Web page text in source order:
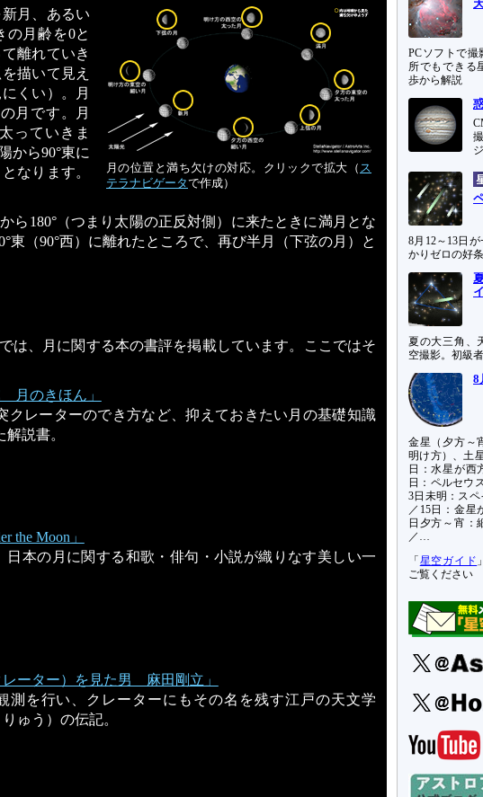
月の位置と満ち欠けの対応。クリックで拡大（ ス
テラナビゲータで作成）
月、あるい
の月齢を0と
離れていき
描いて見え
くい）。月
月です。月
っていきま
から90°東に
なります。
ら180°（つまり太陽の正反対側）に来たときに満月とな
東（90°西）に離れたところで、再び半月（下弦の月）と
では、月に関する本の書評を掲載しています。ここではそ
月のきほん」
クレーターのでき方など、抑えておきたい月の基礎知識
説書。
the Moon」
日本の月に関する和歌・俳句・小説が織りなす美しい一
レーター）を見た男 麻田剛立」
測を行い、クレーターにもその名を残す江戸の天文学
ゅう）の伝記。
PCソフトで撮
所でもできる
歩から解説
8月12～13日
かりゼロの好条
夏の大三角、
空撮影。初級
8
金星（夕方～
明け方）、土
日：水星が西
日：ペルセウ
3日未明：ス
／15日：金星
日夕方～宵：
／…
「 星空ガイド
ご覧ください